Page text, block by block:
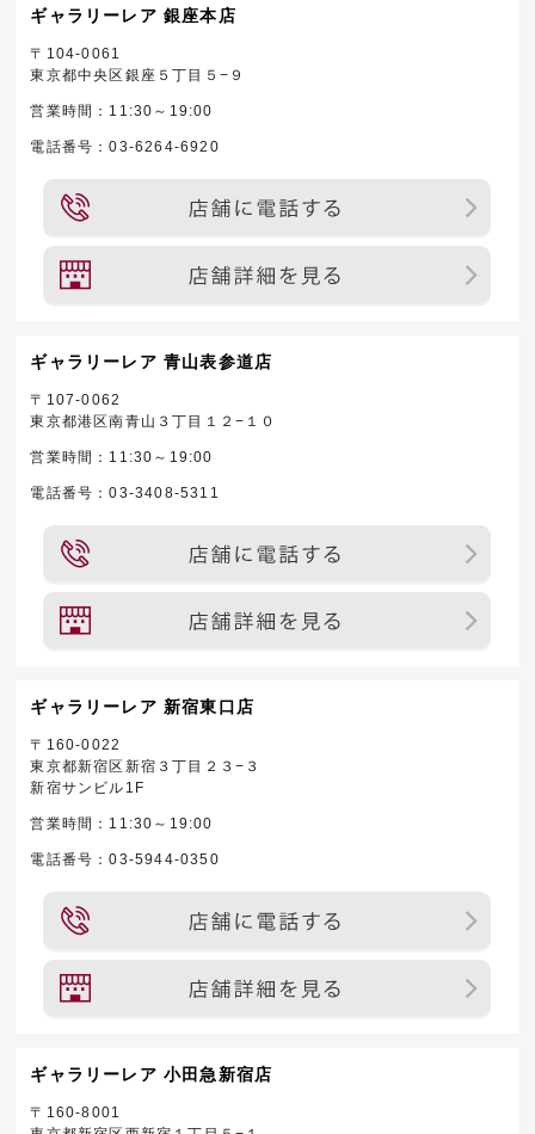
ギャラリーレア 銀座本店
〒104-0061
東京都中央区銀座５丁目５−９
営業時間：11:30～19:00
電話番号：03-6264-6920
ギャラリーレア 青山表参道店
〒107-0062
東京都港区南青山３丁目１２−１０
営業時間：11:30～19:00
電話番号：03-3408-5311
ギャラリーレア 新宿東口店
〒160-0022
東京都新宿区新宿３丁目２３−３
新宿サンビル1F
営業時間：11:30～19:00
電話番号：03-5944-0350
ギャラリーレア 小田急新宿店
〒160-8001